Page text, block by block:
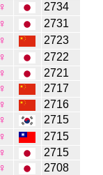
♀
2734
♀
2731
♀
2723
♀
2722
♀
2721
♀
2717
♀
2716
♀
2715
♀
2715
♀
2715
♀
2708